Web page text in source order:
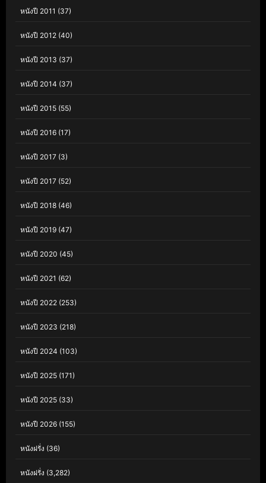
หนังปี 2011 (37)
หนังปี 2012 (40)
หนังปี 2013 (37)
หนังปี 2014 (37)
หนังปี 2015 (55)
หนังปี 2016 (17)
หนังปี 2017 (3)
หนังปี 2017 (52)
หนังปี 2018 (46)
หนังปี 2019 (47)
หนังปี 2020 (45)
หนังปี 2021 (62)
หนังปี 2022 (253)
หนังปี 2023 (218)
หนังปี 2024 (103)
หนังปี 2025 (171)
หนังปี 2025 (33)
หนังปี 2026 (155)
หนังฝรั่ง (36)
หนังฝรั่ง (3,282)